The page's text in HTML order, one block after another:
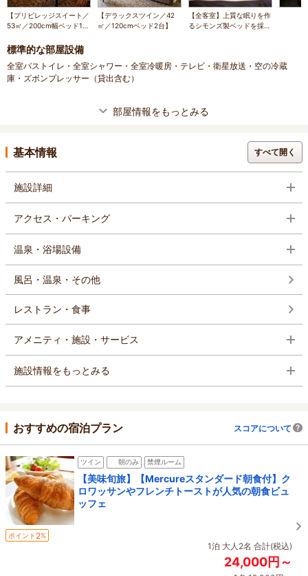
【プリビレッジスイート／
53㎡／200cm幅ベッド1
ンやアメニティ付き。
【デラックスツイン／42
㎡／120cmベッド2台】
【全客室】上質な眠りを作
るシモンズ製ベッドを採用
標準的な部屋設備
全室バストイレ・全室シャワー・全室冷暖房・テレビ・衛星放送・空の冷蔵
庫・ズボンプレッサー（貸出含む）
部屋情報をもっとみる
基本情報 すべて開く
施設詳細
アクセス・パーキング
温泉・浴場設備
風呂・温泉・その他
レストラン・食事
アメニティ・施設・サービス
施設情報をもっとみる
おすすめの宿泊プラン スコアについて
ツイン 朝のみ 禁煙ルーム
【美味旬旅】【Mercureスタンダード朝食付】ク
ロワッサンやフレンチトーストが人気の朝食ビュ
ッフェ
ポイント 2%
1泊 大人2名 合計(税込)
24,000円～